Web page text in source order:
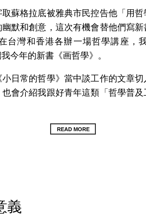
取蘇格拉底被雅典市民控告他「用
默和創意，這次有機會替他們寫新
台灣和香港各辦一場哲學講座，
今年的新書《画哲學》。
日常的哲學》當中談工作的文章
會介紹我跟好青年這類「哲學普
READ MORE
義